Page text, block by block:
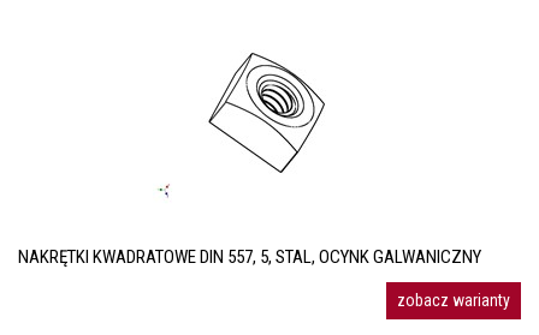
NAKRĘTKI KWADRATOWE DIN 557, 5, STAL, OCYNK GALWANICZNY
zobacz warianty